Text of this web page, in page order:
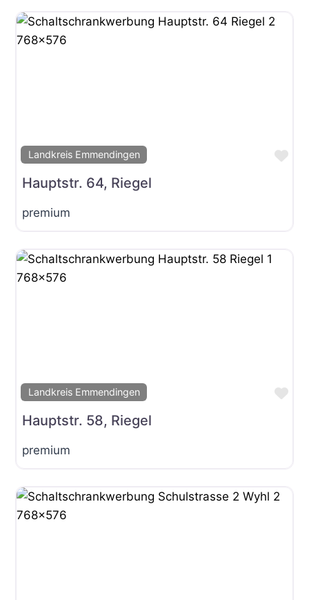
Landkreis Emmendingen
Hauptstr. 64, Riegel
premium
Landkreis Emmendingen
Hauptstr. 58, Riegel
premium